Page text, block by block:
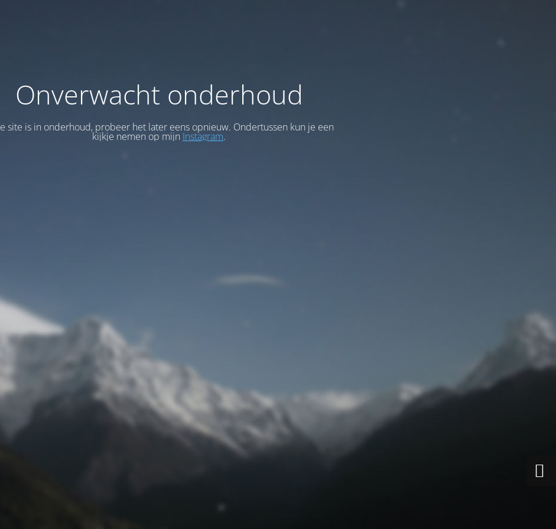
Onverwacht onderhoud
site is in onderhoud, probeer het later eens opnieuw. Ondertussen kun je een
kijkje nemen op mijn Instagram.